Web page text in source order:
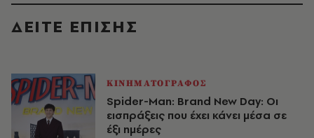
ΔΕΙΤΕ ΕΠΙΣΗΣ
ΚΙΝΗΜΑΤΟΓΡΑΦΟΣ
Spider-Man: Brand New Day: Οι
εισπράξεις που έχει κάνει μέσα σε
έξι ημέρες